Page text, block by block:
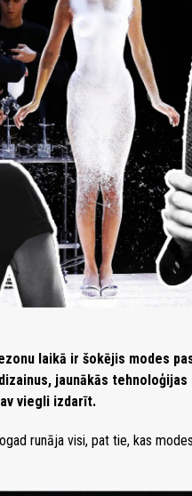
laikā ir šokējis modes
jaunākās
viegli izdarīt.
runāja visi, pat tie, kas